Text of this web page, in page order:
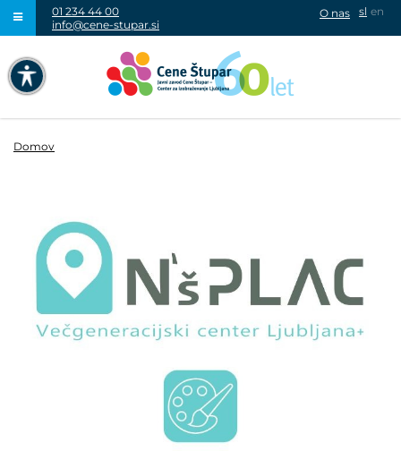
NAVIGACIJA PREKO TIPKOVNICE
VISOK KONTRAST
01 234 44 00
info@cene-stupar.si
sl en
O nas
Domov